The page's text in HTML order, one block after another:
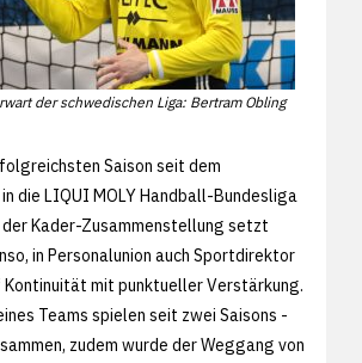
der schwedischen Liga: Bertram Obling
Saison seit dem
die LIQUI MOLY Handball-Bundesliga
der Kader-Zusammenstellung setzt
in Personalunion auch Sportdirektor
Kontinuität mit punktueller Verstärkung.
Teams spielen seit zwei Saisons -
zudem wurde der Weggang von